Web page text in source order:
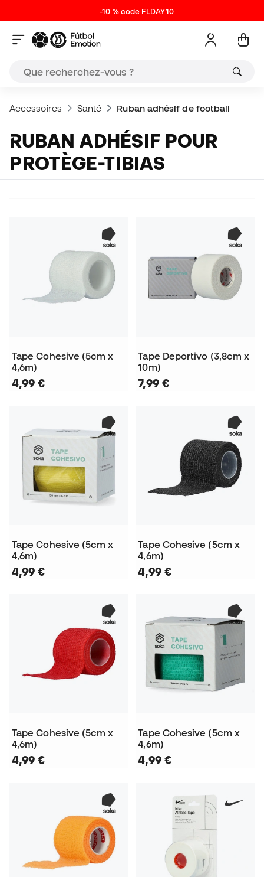
-10 % code FLDAY10
Accessoires Santé Ruban adhésif de football
RUBAN ADHÉSIF POUR
PROTÈGE-TIBIAS
Tape Cohesive (5cm x
4,6m)
4,99 €
Tape Deportivo (3,8cm x
10m)
7,99 €
Tape Cohesive (5cm x
4,6m)
4,99 €
Tape Cohesive (5cm x
4,6m)
4,99 €
Tape Cohesive (5cm x
4,6m)
4,99 €
Tape Cohesive (5cm x
4,6m)
4,99 €